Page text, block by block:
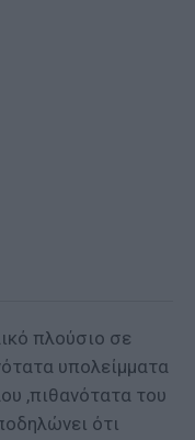
πλούσιο σε
υπολείμματα
,πιθανότατα του
ότι